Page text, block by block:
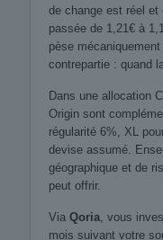
de change est réel
passée de 1,21€ à
pèse
contrepartie : quand
Dans une allocation
Origin sont
régularité 6%, XL
devise assumé.
géographique et de
peut offrir.
Via Qoria, vous
mois suivant votre